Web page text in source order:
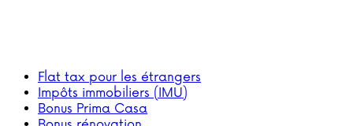
Flat tax pour les étrangers
Impôts immobiliers (IMU)
Bonus Prima Casa